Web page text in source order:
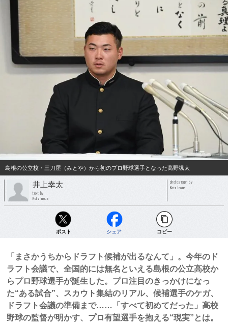
島根の公立校・三刀屋（みとや）から初のプロ野球選手となった髙野颯太
井上幸太
text by
Kota Inoue
photograph by
Kota Inoue
ポスト シェア コピー
「まさかうちからドラフト候補が出るなんて」。今年のド
ラフト会議で、全国的には無名といえる島根の公立高校か
らプロ野球選手が誕生した。プロ注目のきっかけになっ
た“ある試合”、スカウト集結のリアル、候補選手のケガ、
ドラフト会議の準備まで……「すべて初めてだった」高校
野球の監督が明かす、プロ有望選手を抱える“現実”とは。